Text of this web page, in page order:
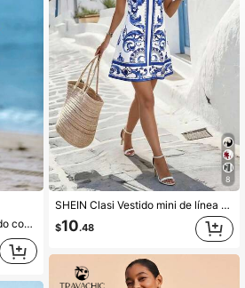
Sylviya Vestido corto de tejido con estampado floral barroco azul elegante, de escote en V, estilo minimalista y casual, adecuado para primavera/verano, para mujeres
8
SHEIN Clasi Vestido mini de línea A sin mangas con cuello de halter y estampado azul elegante para mujer, con cintura ceñida, adecuado para vacaciones de verano
$10.48